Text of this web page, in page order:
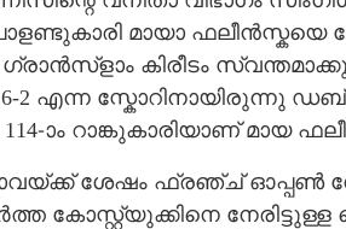
മായാ ഫലീൻസ്കയെ
ഗ്രാൻസ്ളാം കിരീടം
3,6-2 എന്ന സ്കോറിനായിരുന്നു
ാം റാങ്കുകാരിയാണ് മായ
ശേഷം ഫ്രഞ്ച് ഓപ്പൺ
കോസ്റ്റ്യുക്കിനെ നേരിട്ടുള്ള